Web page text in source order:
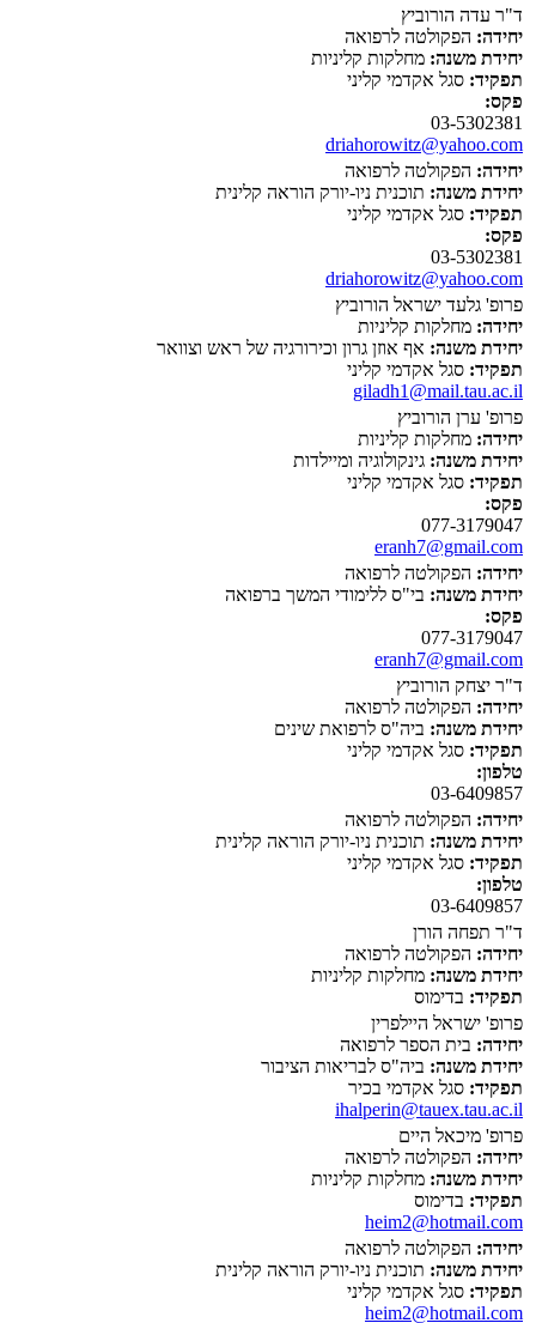
ד"ר עדה הורוביץ
יחידה: הפקולטה לרפואה
יחידת משנה: מחלקות קליניות
תפקיד: סגל אקדמי קליני
פקס:
03-5302381
driahorowitz@yahoo.com
יחידה: הפקולטה לרפואה
יחידת משנה: תוכנית ניו-יורק הוראה קלינית
תפקיד: סגל אקדמי קליני
פקס:
03-5302381
driahorowitz@yahoo.com
פרופ' גלעד ישראל הורוביץ
יחידה: מחלקות קליניות
יחידת משנה: אף אוזן גרון וכירורגיה של ראש וצוואר
תפקיד: סגל אקדמי קליני
giladh1@mail.tau.ac.il
פרופ' ערן הורוביץ
יחידה: מחלקות קליניות
יחידת משנה: גינקולוגיה ומיילדות
תפקיד: סגל אקדמי קליני
פקס:
077-3179047
eranh7@gmail.com
יחידה: הפקולטה לרפואה
יחידת משנה: בי"ס ללימודי המשך ברפואה
פקס:
077-3179047
eranh7@gmail.com
ד"ר יצחק הורוביץ
יחידה: הפקולטה לרפואה
יחידת משנה: ביה"ס לרפואת שינים
תפקיד: סגל אקדמי קליני
טלפון:
03-6409857
יחידה: הפקולטה לרפואה
יחידת משנה: תוכנית ניו-יורק הוראה קלינית
תפקיד: סגל אקדמי קליני
טלפון:
03-6409857
ד"ר תפחה הורן
יחידה: הפקולטה לרפואה
יחידת משנה: מחלקות קליניות
תפקיד: בדימוס
פרופ' ישראל היילפרין
יחידה: בית הספר לרפואה
יחידת משנה: ביה"ס לבריאות הציבור
תפקיד: סגל אקדמי בכיר
ihalperin@tauex.tau.ac.il
פרופ' מיכאל היים
יחידה: הפקולטה לרפואה
יחידת משנה: מחלקות קליניות
תפקיד: בדימוס
heim2@hotmail.com
יחידה: הפקולטה לרפואה
יחידת משנה: תוכנית ניו-יורק הוראה קלינית
תפקיד: סגל אקדמי קליני
heim2@hotmail.com